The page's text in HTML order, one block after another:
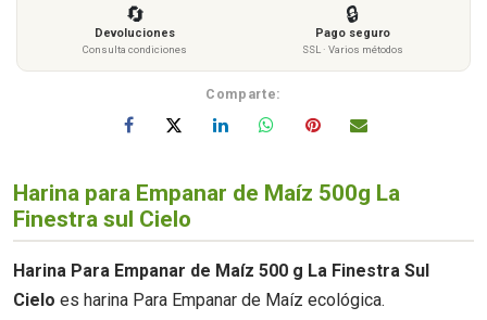
🔄
Devoluciones
Consulta condiciones
🔒
Pago seguro
SSL · Varios métodos
Comparte:
Harina para Empanar de Maíz 500g La
Finestra sul Cielo
Harina Para Empanar de Maíz 500 g La Finestra Sul
Cielo es harina Para Empanar de Maíz ecológica.